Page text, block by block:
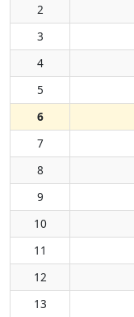
2
3
4
5
6
7
8
9
10
11
12
13